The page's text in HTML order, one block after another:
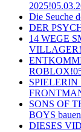
2025!
Die Seuche
DER
14 WEGE
VILLAGER!
ROBLOX!
SPIELERIN
SONS OF
BOYS
DIESES